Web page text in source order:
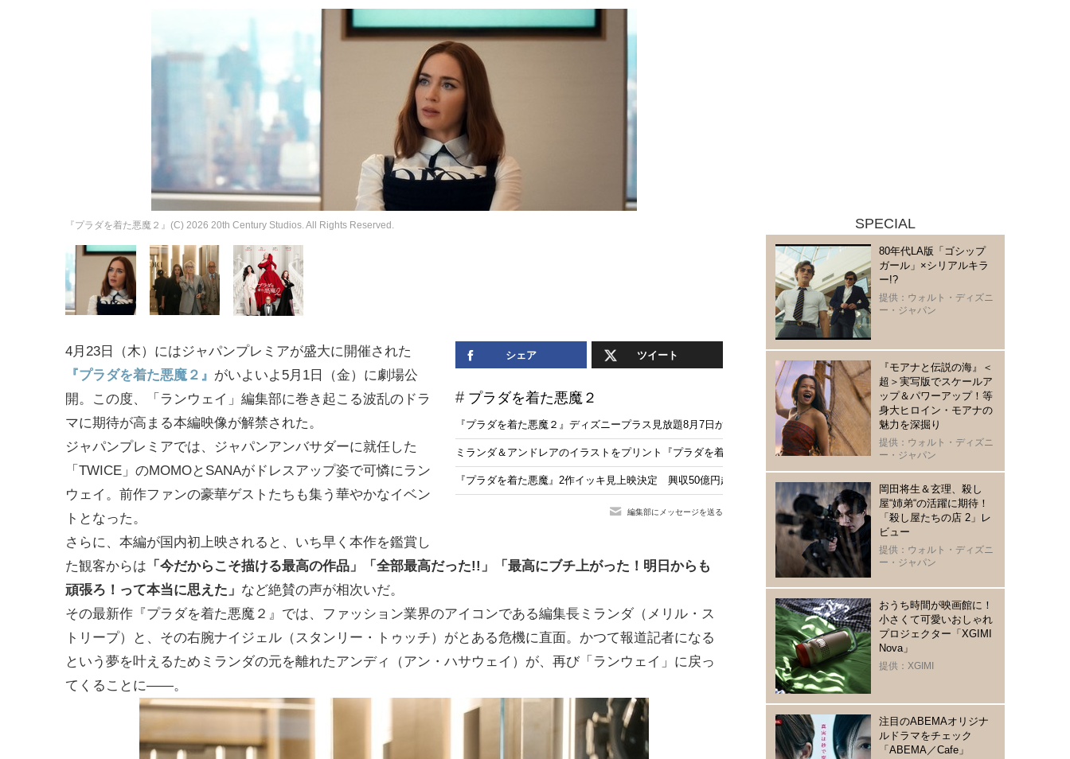
『プラダを着た悪魔２』(C) 2026 20th Century Studios. All Rights Reserved.
シェア ツイート
プラダを着た悪魔２
『プラダを着た悪魔２』ディズニープラス見放題8月7日から！ “新たなバイブル”がおうち時間を煌めかせる
ミランダ＆アンドレアのイラストをプリント『プラダを着た悪魔』別注コレクション販売中
『プラダを着た悪魔』2作イッキ見上映決定 興収50億円超えは2026年公開実写映画で初
編集部にメッセージを送る
4月23日（木）にはジャパンプレミアが盛大に開催された
『プラダを着た悪魔２』 がいよいよ5月1日（金）に劇場公
開。この度、「ランウェイ」編集部に巻き起こる波乱のドラ
マに期待が高まる本編映像が解禁された。
ジャパンプレミアでは、ジャパンアンバサダーに就任した
「TWICE」のMOMOとSANAがドレスアップ姿で可憐にラン
ウェイ。前作ファンの豪華ゲストたちも集う華やかなイベン
トとなった。
さらに、本編が国内初上映されると、いち早く本作を鑑賞し
た観客からは 「今だからこそ描ける最高の作品」「全部最高だった!!」「最高にブチ上がった！明日からも
頑張ろ！って本当に思えた」 など絶賛の声が相次いだ。
その最新作『プラダを着た悪魔２』では、ファッション業界のアイコンである編集長ミランダ（メリル・ス
トリープ）と、その右腕ナイジェル（スタンリー・トゥッチ）がとある危機に直面。かつて報道記者になる
という夢を叶えるためミランダの元を離れたアンディ（アン・ハサウェイ）が、再び「ランウェイ」に戻っ
てくることに――。
SPECIAL
80年代LA版「ゴシップ
ガール」×シリアルキラ
ー!?
提供：ウォルト・ディズニ
ー・ジャパン
『モアナと伝説の海』＜
超＞実写版でスケールア
ップ＆パワーアップ！等
身大ヒロイン・モアナの
魅力を深掘り
提供：ウォルト・ディズニ
ー・ジャパン
岡田将生＆玄理、殺し
屋“姉弟“の活躍に期待！
「殺し屋たちの店 2」レ
ビュー
提供：ウォルト・ディズニ
ー・ジャパン
おうち時間が映画館に！
小さくて可愛いおしゃれ
プロジェクター「XGIMI
Nova」
提供：XGIMI
注目のABEMAオリジナ
ルドラマをチェック
「ABEMA／Cafe」